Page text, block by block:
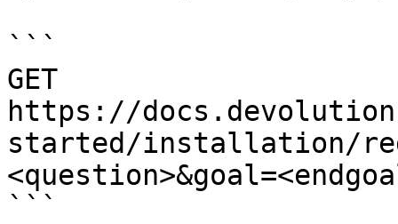
```
GET
https://
started/installation/
```